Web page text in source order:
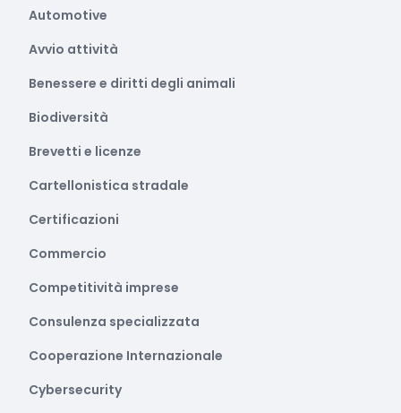
Automotive
Avvio attività
Benessere e diritti degli animali
Biodiversità
Brevetti e licenze
Cartellonistica stradale
Certificazioni
Commercio
Competitività imprese
Consulenza specializzata
Cooperazione Internazionale
Cybersecurity